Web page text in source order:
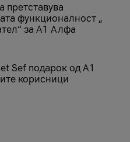
претставува
функционалност „
за А1 Алфа
Sеf подарок од А1
корисници